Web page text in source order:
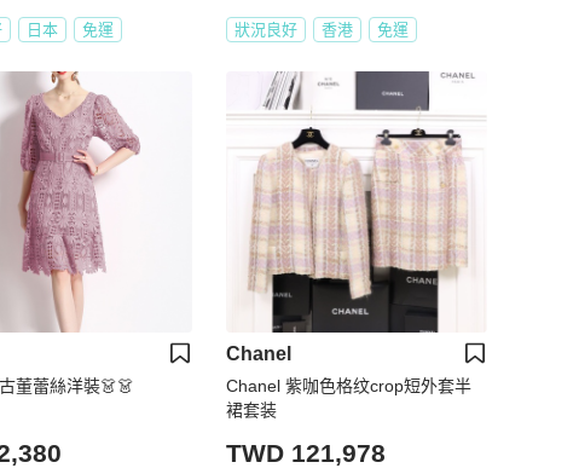
日本 免運 狀況良好 香港 免運
董蕾絲洋裝👗👗
Chanel
Chanel 紫咖色格纹crop短外套半
裙套装
TWD 121,978